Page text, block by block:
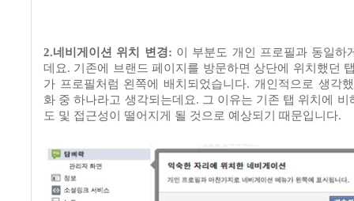
2.네비게이션 위치 변경: 이 부분도 개인 프로필과 동일하
데요. 기존에 브랜드 페이지를 방문하면 상단에 위치했던
가 프로필처럼 왼쪽에 배치되었습니다. 개인적으로 생각
화 중 하나라고 생각되는데요. 그 이유는 기존 탭 위치에 비
도 및 접근성이 떨어지게 될 것으로 예상되기 때문입니다.